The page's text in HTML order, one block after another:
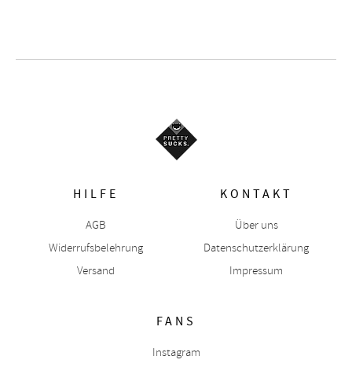
HILFE
AGB
Widerrufsbelehrung
Versand
KONTAKT
Über uns
Datenschutzerklärung
Impressum
FANS
Instagram